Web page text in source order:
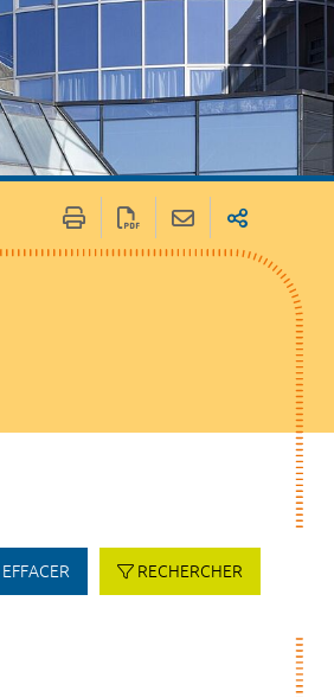
EFFACER RECHERCHER